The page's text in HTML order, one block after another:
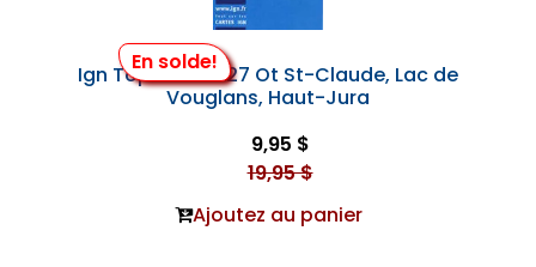
En solde!
Ign Top 25 #3327 Ot St-Claude, Lac de
Vouglans, Haut-Jura
9,95 $
19,95 $
Ajoutez au panier